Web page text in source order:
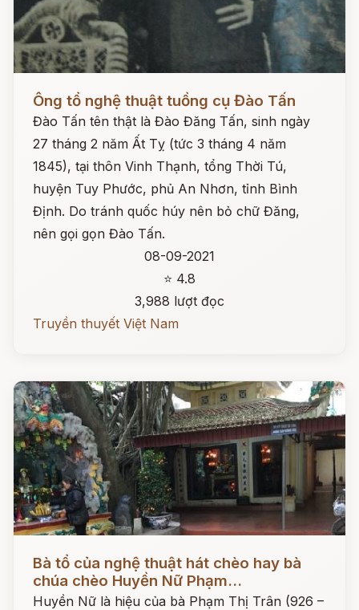
Đọc ngay
Ông tổ nghệ thuật tuồng cụ Đào Tấn
Đào Tấn tên thật là Đào Đăng Tấn, sinh ngày
27 tháng 2 năm Ất Tỵ (tức 3 tháng 4 năm
1845), tại thôn Vinh Thạnh, tổng Thời Tú,
huyện Tuy Phước, phủ An Nhơn, tỉnh Bình
Định. Do tránh quốc húy nên bỏ chữ Đăng,
nên gọi gọn Đào Tấn.
08-09-2021
⭐ 4.8
3,988 lượt đọc
Truyền thuyết Việt Nam
Đọc ngay
Bà tổ của nghệ thuật hát chèo hay bà
chúa chèo Huyền Nữ Phạm...
Huyền Nữ là hiệu của bà Phạm Thị Trân (926 –